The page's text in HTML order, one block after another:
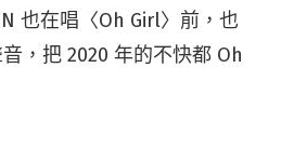
也在唱〈Oh Girl〉前，也
，把 2020 年的不快都 Oh